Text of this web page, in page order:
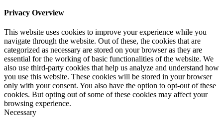
Privacy Overview
This website uses cookies to improve your experience while you
navigate through the website. Out of these, the cookies that are
categorized as necessary are stored on your browser as they are
essential for the working of basic functionalities of the website. We
also use third-party cookies that help us analyze and understand how
you use this website. These cookies will be stored in your browser
only with your consent. You also have the option to opt-out of these
cookies. But opting out of some of these cookies may affect your
browsing experience.
Necessary